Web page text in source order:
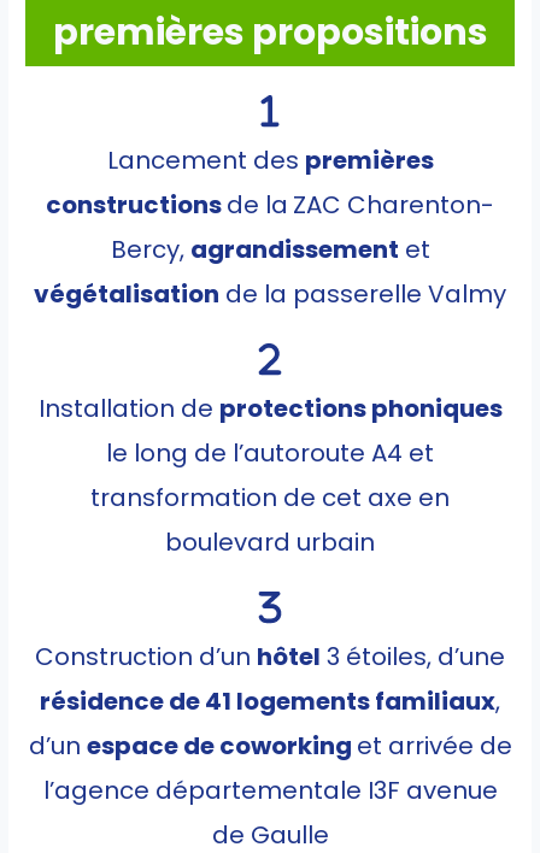
premières propositions
Lancement des premières
constructionsde la ZAC Charenton-
Bercy, agrandissement et
végétalisation de la passerelle Valmy
Installation de protections phoniques
le long de l’autoroute A4 et
transformation de cet axe en
boulevard urbain
Construction d’un hôtel 3 étoiles, d’une
résidence de 41 logements familiaux,
d’un espace de coworking et arrivée de
l’agence départementale I3F avenue
de Gaulle